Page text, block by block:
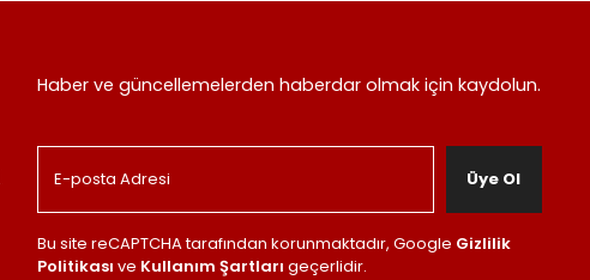
Haber ve güncellemelerden haberdar olmak için kaydolun.
Üye Ol
Bu site reCAPTCHA tarafından korunmaktadır, Google Gizlilik
Politikası ve Kullanım Şartları geçerlidir.